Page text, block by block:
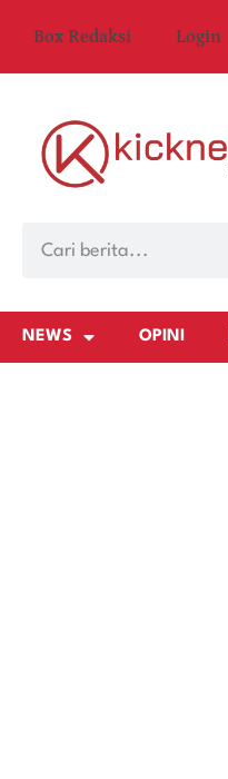
Box Redaksi Login
NEWS OPINI